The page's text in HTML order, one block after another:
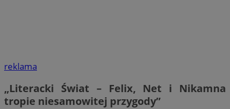
reklama
„Literacki Świat – Felix, Net i Nikamna
tropie niesamowitej przygody”